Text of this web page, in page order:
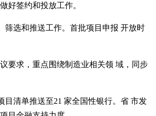
好签约和投放工作。
筛选和推送工作。首批项目申报 开放时
要求，重点围绕制造业相关领 域，同步
清单推送至21 家全国性银行。省 市发